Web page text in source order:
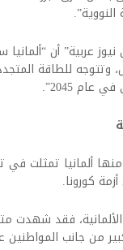
عربية” أن “ألمانيا
للطاقة
2045”.
ألمانيا تمثلت في
كورونا.
فقد شهدت
من جانب